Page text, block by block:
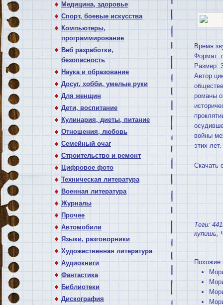
Медицина, здоровье
Спорт, боевые искусства
Компьютеры,
программирование
Веб разработки,
безопасность
Наука и образование
Досуг, хобби, умелые руки
Для женщин
Дети, воспитание
Кулинария, диеты, питание
Отношения, любовь
Семейный очаг
Строительство и ремонт
Цифровое фото
Техническая литература
Военная литература
Журналы
Прочее
Автомобили
Языки, разговорники
Художественная литература
Аудиокниги
Фантастика
Библиотеки
Дискография
Время
Формат:
Размер:
Автор
романы
войны
этих лет.
Скачать
Теги:
купишь,
Похожие